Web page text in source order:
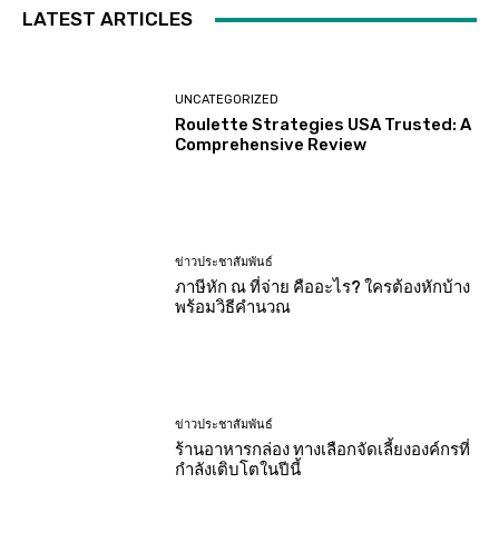
LATEST ARTICLES
UNCATEGORIZED
Roulette Strategies USA Trusted: A
Comprehensive Review
ข่าวประชาสัมพันธ์
ภาษีหัก ณ ที่จ่าย คืออะไร? ใครต้องหักบ้าง
พร้อมวิธีคำนวณ
ข่าวประชาสัมพันธ์
ร้านอาหารกล่อง ทางเลือกจัดเลี้ยงองค์กรที่
กำลังเติบโตในปีนี้